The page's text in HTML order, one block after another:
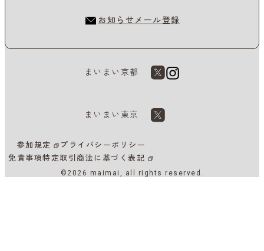
お知らせメール登録
まいまい京都
まいまい東京
参加規定
プライバシーポリシー
免責事項特定取引商法に基づく表記
©2026 maimai, all rights reserved.